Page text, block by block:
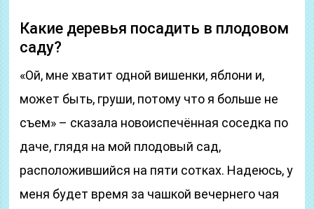
Какие деревья посадить в плодовом
саду?
«Ой, мне хватит одной вишенки, яблони и,
может быть, груши, потому что я больше не
съем» – сказала новоиспечённая соседка по
даче, глядя на мой плодовый сад,
расположившийся на пяти сотках. Надеюсь, у
меня будет время за чашкой вечернего чая